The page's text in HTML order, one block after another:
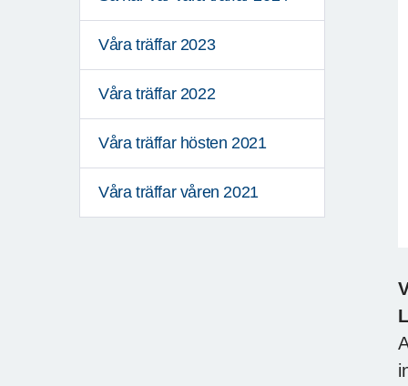
Våra träffar 2023
Våra träffar 2022
Våra träffar hösten 2021
Våra träffar våren 2021